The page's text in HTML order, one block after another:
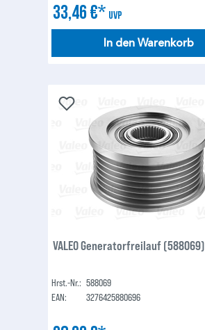
33,46 €* UVP
In den Warenkorb
VALEO Generatorfreilauf (588069)
Hrst.-Nr.: 588069
EAN:
3276425880696